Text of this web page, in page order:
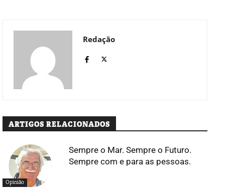
Redação
ARTIGOS RELACIONADOS
Opinião
Sempre o Mar. Sempre o Futuro.
Sempre com e para as pessoas.